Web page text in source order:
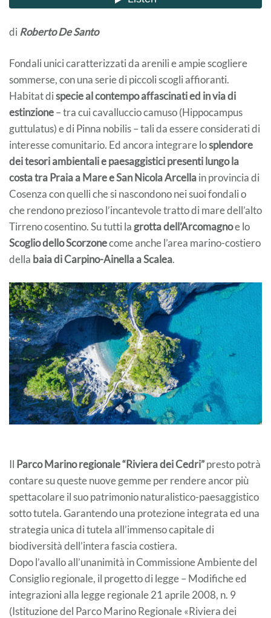
di Roberto De Santo
Fondali unici caratterizzati da arenili e ampie scogliere
sommerse, con una serie di piccoli scogli affioranti.
Habitat dispecie al contempo affascinati ed in via di
estinzione– tra cui cavalluccio camuso (Hippocampus
guttulatus) e di Pinna nobilis – tali da essere considerati di
interesse comunitario. Ed ancora integrare losplendore
dei tesori ambientali e paesaggistici presenti lungo la
costa tra Praia a Mare e San Nicola Arcellain provincia di
Cosenza con quelli che si nascondono nei suoi fondali o
che rendono prezioso l’incantevole tratto di mare dell’alto
Tirreno cosentino. Su tutti la grotta dell’Arcomagnoe lo
Scoglio dello Scorzonecome anche l’area marino-costiero
della baia di Carpino-Ainella a Scalea.
Il Parco Marino regionale “Riviera dei Cedri”presto potrà
contare su queste nuove gemme per rendere ancor più
spettacolare il suo patrimonio naturalistico-paesaggistico
sotto tutela. Garantendo una protezione integrata ed una
strategia unica di tutela all’immenso capitale di
biodiversità dell’intera fascia costiera.
Dopo l’avallo all’unanimità in Commissione Ambiente del
Consiglio regionale, il progetto di legge – Modifiche ed
integrazioni alla legge regionale 21 aprile 2008, n. 9
(Istituzione del Parco Marino Regionale «Riviera dei